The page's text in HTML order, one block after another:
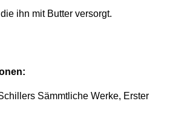
ihn mit Butter versorgt.
Sämmtliche Werke, Erster